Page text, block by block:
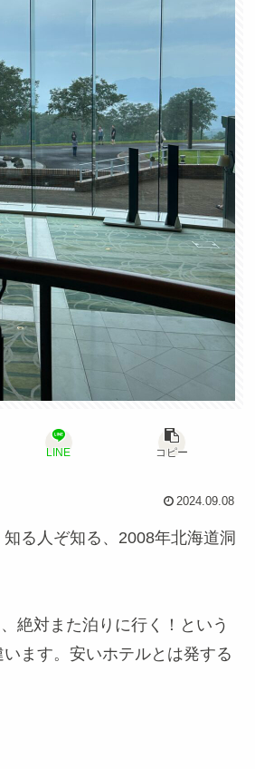
LINE コピー
2024.09.08
知る人ぞ知る、2008年北海道洞
絶対また泊りに行く！という
ます。安いホテルとは発する